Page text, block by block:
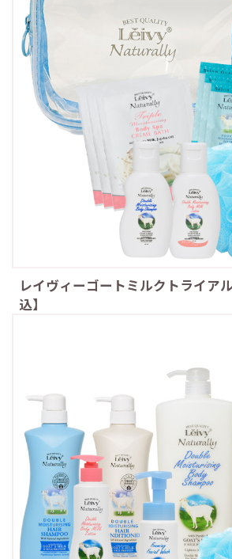
レイヴィーゴートミルクトライア
込】